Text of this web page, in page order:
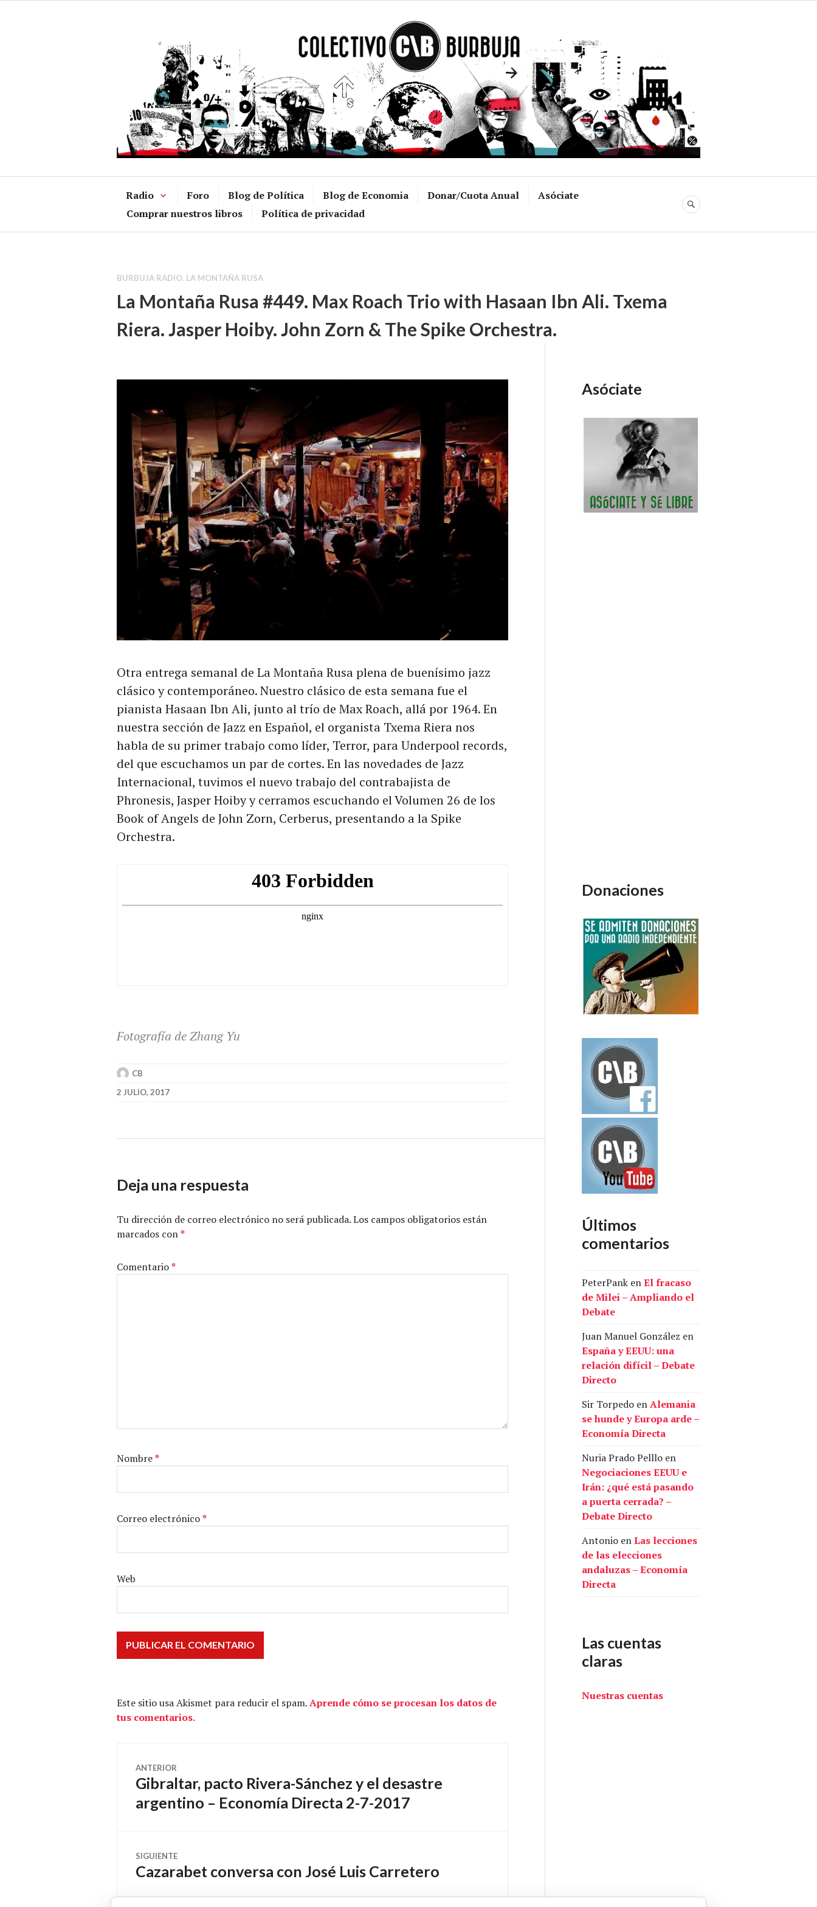
Radio Foro Blog de Política Blog de Economia Donar/Cuota Anual
Asóciate
Comprar nuestros libros
Política de privacidad
BUSCAR
BURBUJA RADIO, LA MONTAÑA RUSA
La Montaña Rusa #449. Max Roach Trio with Hasaan Ibn Ali. Txema
Riera. Jasper Hoiby. John Zorn & The Spike Orchestra.
Otra entrega semanal de La Montaña Rusa plena de buenísimo jazz
clásico y contemporáneo. Nuestro clásico de esta semana fue el
pianista Hasaan Ibn Ali, junto al trío de Max Roach, allá por 1964. En
nuestra sección de Jazz en Español, el organista Txema Riera nos
habla de su primer trabajo como líder, Terror, para Underpool records,
del que escuchamos un par de cortes. En las novedades de Jazz
Internacional, tuvimos el nuevo trabajo del contrabajista de
Phronesis, Jasper Hoiby y cerramos escuchando el Volumen 26 de los
Book of Angels de John Zorn, Cerberus, presentando a la Spike
Orchestra.
Fotografía de Zhang Yu
CB
2 JULIO, 2017
Deja una respuesta
Tu dirección de correo electrónico no será publicada.Los campos obligatorios están
marcados con*
Comentario*
Nombre*
Correo electrónico*
Web
Este sitio usa Akismet para reducir el spam.Aprende cómo se procesan los datos de
tus comentarios.
Navegación
de
ANTERIOR
Entrada
anterior:
Gibraltar, pacto Rivera-Sánchez y el desastre
argentino – Economía Directa 2-7-2017
SIGUIENTE
Entrada
Cazarabet conversa con José Luis Carretero
Asóciate
Donaciones
Últimos
comentarios
PeterPank enEl fracaso
de Milei – Ampliando el
Debate
Juan Manuel González en
España y EEUU: una
relación difícil – Debate
Directo
Sir Torpedo enAlemania
se hunde y Europa arde –
Economía Directa
Nuria Prado Pelllo en
Negociaciones EEUU e
Irán: ¿qué está pasando
a puerta cerrada? –
Debate Directo
Antonio enLas lecciones
de las elecciones
andaluzas – Economía
Directa
Las cuentas
claras
Nuestras cuentas